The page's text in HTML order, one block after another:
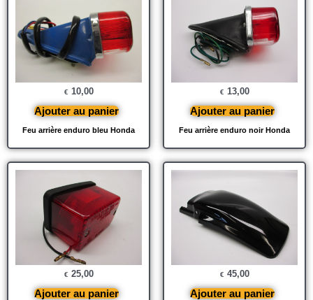
Feu arrière enduro bleu Honda
€ 10,00
Ajouter au panier
Feu arrière enduro noir Honda
€ 13,00
Ajouter au panier
€ 25,00
Ajouter au panier
€ 45,00
Ajouter au panier